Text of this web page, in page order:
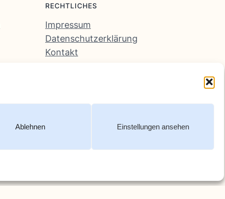
Ablehnen Einstellungen ansehen
RECHTLICHES
Impressum
Datenschutzerklärung
Kontakt